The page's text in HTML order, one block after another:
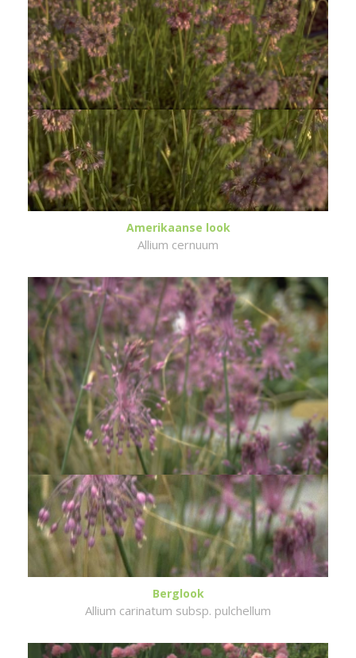
Amerikaanse look
Allium cernuum
Berglook
Allium carinatum subsp. pulchellum